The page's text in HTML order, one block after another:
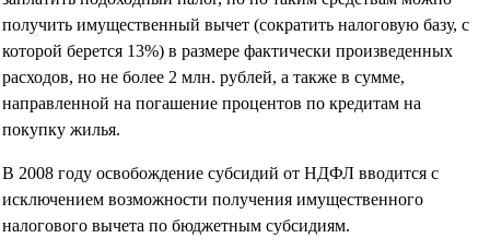
получить имущественный вычет (сократить налоговую базу, с
которой берется 13%) в размере фактически произведенных
расходов, но не более 2 млн. рублей, а также в сумме,
направленной на погашение процентов по кредитам на
покупку жилья.
В 2008 году освобождение субсидий от НДФЛ вводится с
исключением возможности получения имущественного
налогового вычета по бюджетным субсидиям.